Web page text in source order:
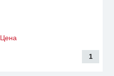
Цена
1